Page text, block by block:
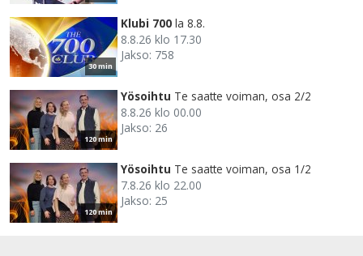
30 min
Klubi 700 la 8.8.
8.8.26 klo 17.30
Jakso: 758
120 min
Yösoihtu Te saatte voiman, osa 2/2
8.8.26 klo 00.00
Jakso: 26
120 min
Yösoihtu Te saatte voiman, osa 1/2
7.8.26 klo 22.00
Jakso: 25